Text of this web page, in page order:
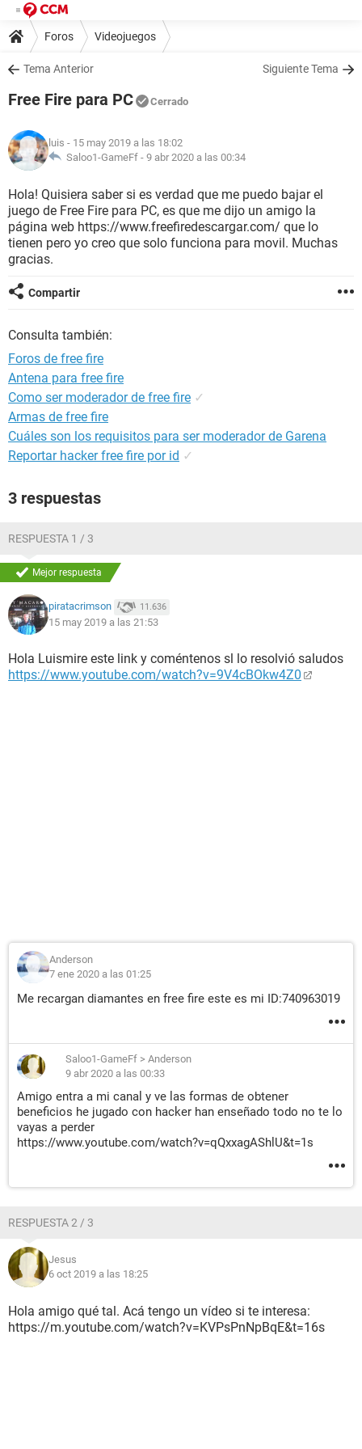
Foros Videojuegos
Tema Anterior Siguiente Tema
Free Fire para PC Cerrado
luis - 15 may 2019 a las 18:02
Saloo1-GameFf - 9 abr 2020 a las 00:34
Hola! Quisiera saber si es verdad que me puedo bajar el
juego de Free Fire para PC, es que me dijo un amigo la
página web https://www.freefiredescargar.com/ que lo
tienen pero yo creo que solo funciona para movil. Muchas
gracias.
Compartir
Consulta también:
Foros de free fire
Antena para free fire
Como ser moderador de free fire ✓
Armas de free fire
Cuáles son los requisitos para ser moderador de Garena
Reportar hacker free fire por id ✓
3 respuestas
RESPUESTA 1 / 3
Mejor respuesta
piratacrimson 11.636
15 may 2019 a las 21:53
Hola Luismire este link y coméntenos sl lo resolvió saludos
https://www.youtube.com/watch?v=9V4cBOkw4Z0
Anderson
7 ene 2020 a las 01:25
Me recargan diamantes en free fire este es mi ID:740963019
Saloo1-GameFf > Anderson
9 abr 2020 a las 00:33
Amigo entra a mi canal y ve las formas de obtener
beneficios he jugado con hacker han enseñado todo no te lo
vayas a perder
https://www.youtube.com/watch?v=qQxxagAShlU&t=1s
RESPUESTA 2 / 3
Jesus
6 oct 2019 a las 18:25
Hola amigo qué tal. Acá tengo un vídeo si te interesa:
https://m.youtube.com/watch?v=KVPsPnNpBqE&t=16s